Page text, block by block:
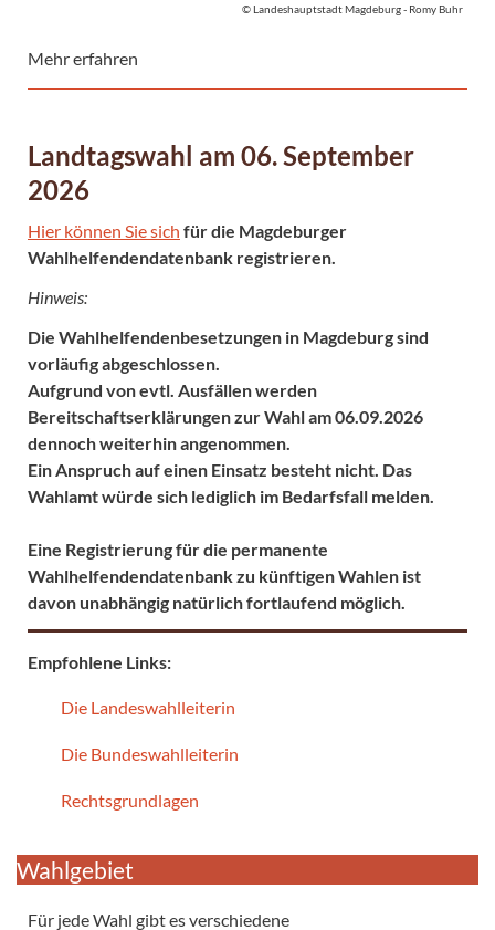
Mehr erfahren
© Landeshauptstadt Magdeburg - Romy Buhr
Landtagswahl am 06. September
2026
Hier können Sie sich für die Magdeburger
Wahlhelfendendatenbank registrieren.
Hinweis:
Die Wahlhelfendenbesetzungen in Magdeburg sind
vorläufig abgeschlossen.
Aufgrund von evtl. Ausfällen werden
Bereitschaftserklärungen zur Wahl am 06.09.2026
dennoch weiterhin angenommen.
Ein Anspruch auf einen Einsatz besteht nicht. Das
Wahlamt würde sich lediglich im Bedarfsfall melden.
Eine Registrierung für die permanente
Wahlhelfendendatenbank zu künftigen Wahlen ist
davon unabhängig natürlich fortlaufend möglich.
Empfohlene Links:
Die Landeswahlleiterin
Die Bundeswahlleiterin
Rechtsgrundlagen
Wahlgebiet
Für jede Wahl gibt es verschiedene